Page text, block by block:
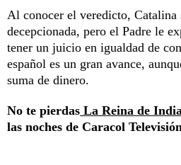
Al conocer el veredicto, Catalina
decepcionada, pero el Padre le
tener un juicio en igualdad de
español es un gran avance,
suma de dinero.
No te pierdas La Reina de
las noches de Caracol